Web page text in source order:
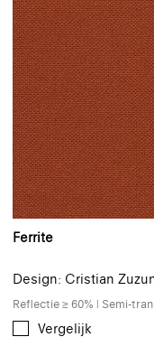
Ferrite
Design: Cristian
Reflectie ≥ 60% | Semi-
Vergelijk